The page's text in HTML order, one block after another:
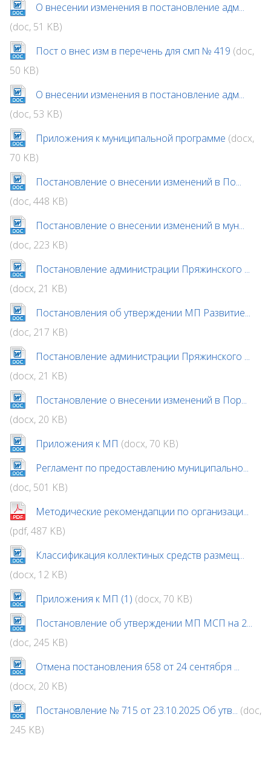
О внесении изменения в постановление адм...
(doc, 51 KB)
Пост о внес изм в перечень для смп № 419 (doc,
50 KB)
О внесении изменения в постановление адм...
(doc, 53 KB)
Приложения к муниципальной программе (docx,
70 KB)
Постановление о внесении изменений в По...
(doc, 448 KB)
Постановление о внесении изменений в мун...
(doc, 223 KB)
Постановление администрации Пряжинского ...
(docx, 21 KB)
Постановления об утверждении МП Развитие...
(doc, 217 KB)
Постановление администрации Пряжинского ...
(docx, 21 KB)
Постановление о внесении изменений в Пор...
(docx, 20 KB)
Приложения к МП (docx, 70 KB)
Регламент по предоставлению муниципально...
(doc, 501 KB)
Методические рекомендапции по организаци...
(pdf, 487 KB)
Классификация коллектиных средств размещ...
(docx, 12 KB)
Приложения к МП (1) (docx, 70 KB)
Постановление об утверждении МП МСП на 2...
(doc, 245 KB)
Отмена постановления 658 от 24 сентября ...
(docx, 20 KB)
Постановление № 715 от 23.10.2025 Об утв... (doc,
245 KB)